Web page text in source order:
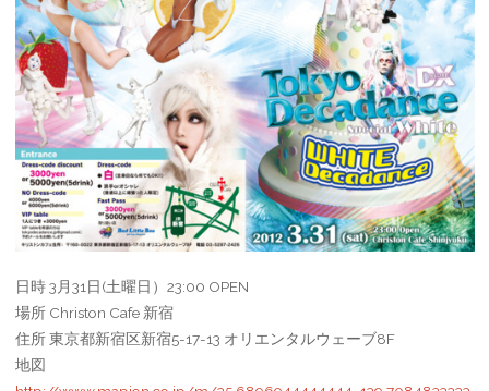
日時 3月31日(土曜日）23:00 OPEN
場所 Christon Cafe 新宿
住所 東京都新宿区新宿5-17-13 オリエンタルウェーブ8F
地図